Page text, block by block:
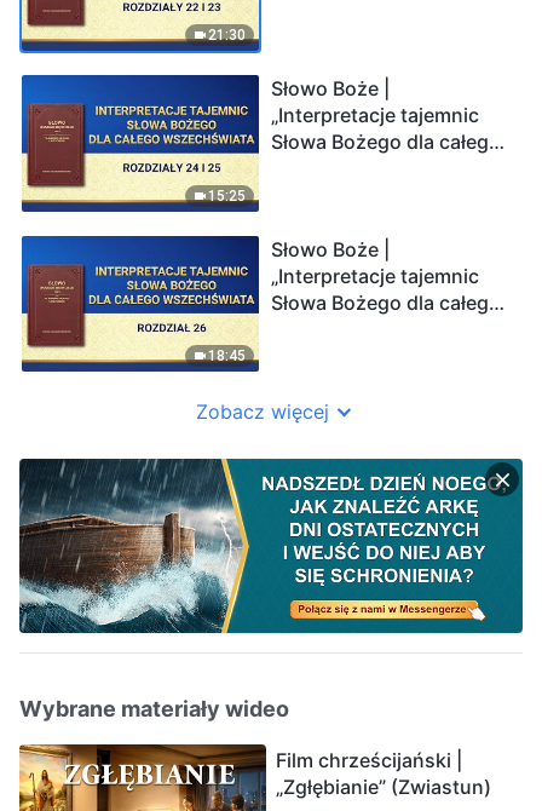
21:30
15:25
Słowo Boże |
„Interpretacje tajemnic
Słowa Bożego dla całego
18:45
Słowo Boże |
„Interpretacje tajemnic
Słowa Bożego dla całego
Zobacz więcej
Wybrane materiały wideo
Film chrześcijański |
„Zgłębianie” (Zwiastun)